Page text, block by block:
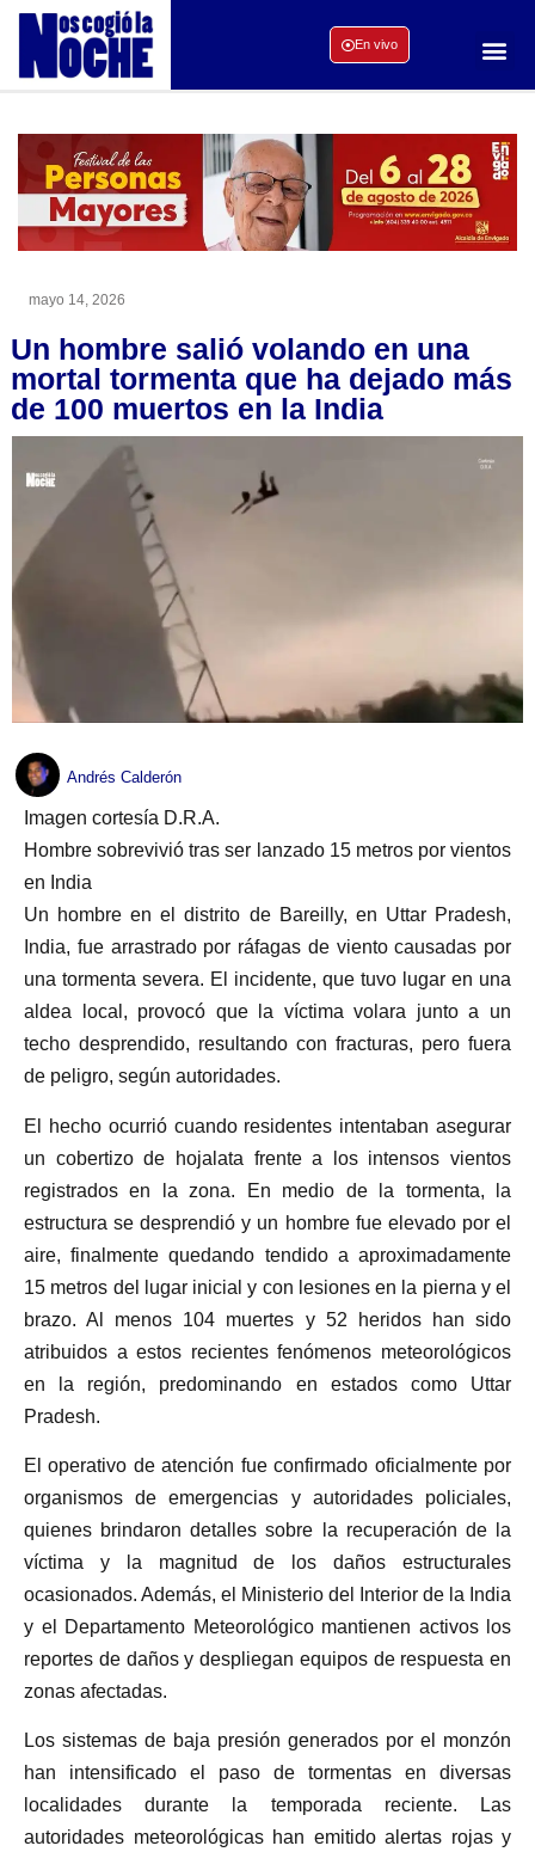
En vivo
mayo 14, 2026
Un hombre salió volando en una
mortal tormenta que ha dejado más
de 100 muertos en la India
Andrés Calderón
Imagen cortesía D.R.A.
Hombre sobrevivió tras ser lanzado 15 metros por vientos
en India
Un hombre en el distrito de Bareilly, en Uttar Pradesh,
India, fue arrastrado por ráfagas de viento causadas por
una tormenta severa. El incidente, que tuvo lugar en una
aldea local, provocó que la víctima volara junto a un
techo desprendido, resultando con fracturas, pero fuera
de peligro, según autoridades.
El hecho ocurrió cuando residentes intentaban asegurar
un cobertizo de hojalata frente a los intensos vientos
registrados en la zona. En medio de la tormenta, la
estructura se desprendió y un hombre fue elevado por el
aire, finalmente quedando tendido a aproximadamente
15 metros del lugar inicial y con lesiones en la pierna y el
brazo. Al menos 104 muertes y 52 heridos han sido
atribuidos a estos recientes fenómenos meteorológicos
en la región, predominando en estados como Uttar
Pradesh.
El operativo de atención fue confirmado oficialmente por
organismos de emergencias y autoridades policiales,
quienes brindaron detalles sobre la recuperación de la
víctima y la magnitud de los daños estructurales
ocasionados. Además, el Ministerio del Interior de la India
y el Departamento Meteorológico mantienen activos los
reportes de daños y despliegan equipos de respuesta en
zonas afectadas.
Los sistemas de baja presión generados por el monzón
han intensificado el paso de tormentas en diversas
localidades durante la temporada reciente. Las
autoridades meteorológicas han emitido alertas rojas y